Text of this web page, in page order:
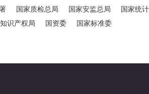
国家质检总局 国家安监总局
国家统计
识产权局 国资委 国家标准委